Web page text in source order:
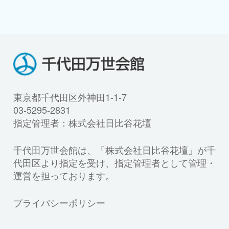
東京都千代田区外神田1-1-7
03-5295-2831
指定管理者：株式会社日比谷花壇
千代田万世会館は、「株式会社日比谷花壇」が千
代田区より指定を受け、指定管理者として管理・
運営を担っております。
プライバシーポリシー